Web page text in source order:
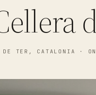
DE TER, CATALONIA ·